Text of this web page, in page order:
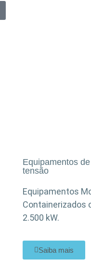
Equipamentos
tensão
Equipamentos
Containerizados
2.500 kW.
Saiba mais